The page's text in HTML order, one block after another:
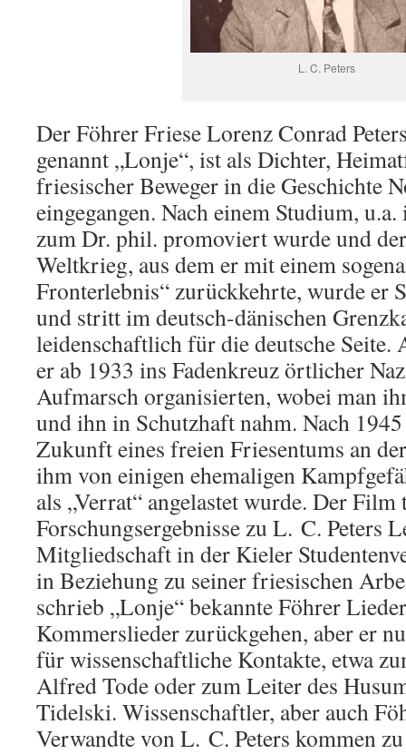
L. C. Peters
Der Föhrer Friese Lorenz Conrad
genannt „Lonje“, ist als Dichter,
friesischer Beweger in die Geschichte
eingegangen. Nach einem Studium,
zum Dr. phil. promoviert wurde und
Weltkrieg, aus dem er mit einem
Fronterlebnis“ zurückkehrte, wurde er
und stritt im deutsch-dänischen
leidenschaftlich für die deutsche Seite.
er ab 1933 ins Fadenkreuz örtlicher
Aufmarsch organisierten, wobei man
und ihn in Schutzhaft nahm. Nach
Zukunft eines freien Friesentums an
ihm von einigen ehemaligen
als „Verrat“ angelastet wurde. Der
Forschungsergebnisse zu L. C. Peters
Mitgliedschaft in der Kieler
in Beziehung zu seiner friesischen
schrieb „Lonje“ bekannte Föhrer
Kommerslieder zurückgehen, aber er
für wissenschaftliche Kontakte, etwa
Alfred Tode oder zum Leiter des
Tidelski. Wissenschaftler, aber auch
Verwandte von L. C. Peters kommen